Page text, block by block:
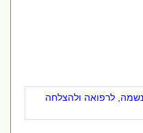
לרפואה ולהצלחה